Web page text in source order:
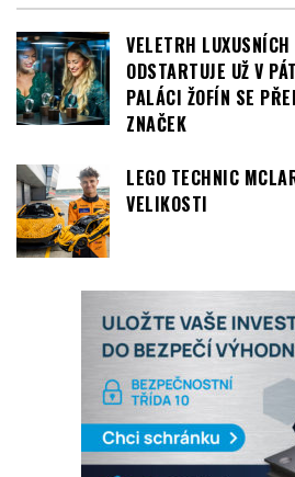
VELETRH
ODSTARTUJE UŽ V
PALÁCI ŽOFÍN SE
ZNAČEK
LEGO TECHNIC
VELIKOSTI